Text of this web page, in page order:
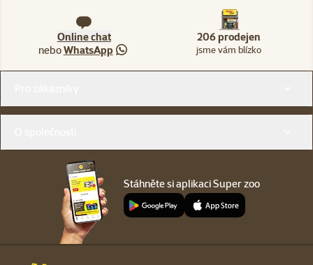
Online chat
neboWhatsApp
206 prodejen
jsme vám blízko
Stáhněte si aplikaci Super zoo